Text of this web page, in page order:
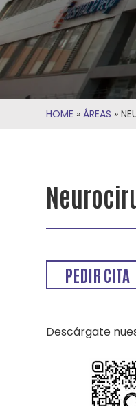
HOME »ÁREAS »
PEDIR CITA
Descárgate